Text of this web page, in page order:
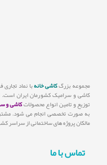
مجموعه بزرگکاشی خانهبا نماد
کاشی و سرامیک کشورمان ایران است.
توزیع و تامین انواع محصولاتکاشی و
به صورت تخصصی انجام می شود.
مالکان پروژه های ساختمانی از سراسر
تماس با ما